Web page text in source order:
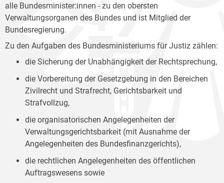
alle Bundesminister:innen - zu den obersten
Verwaltungsorganen des Bundes und ist Mitglied der
Bundesregierung.
Zu den Aufgaben des Bundesministeriums für Justiz zählen:
die Sicherung der Unabhängigkeit der Rechtsprechung,
die Vorbereitung der Gesetzgebung in den Bereichen
Zivilrecht und Strafrecht, Gerichtsbarkeit und
Strafvollzug,
die organisatorischen Angelegenheiten der
Verwaltungsgerichtsbarkeit (mit Ausnahme der
Angelegenheiten des Bundesfinanzgerichts),
die rechtlichen Angelegenheiten des öffentlichen
Auftragswesens sowie